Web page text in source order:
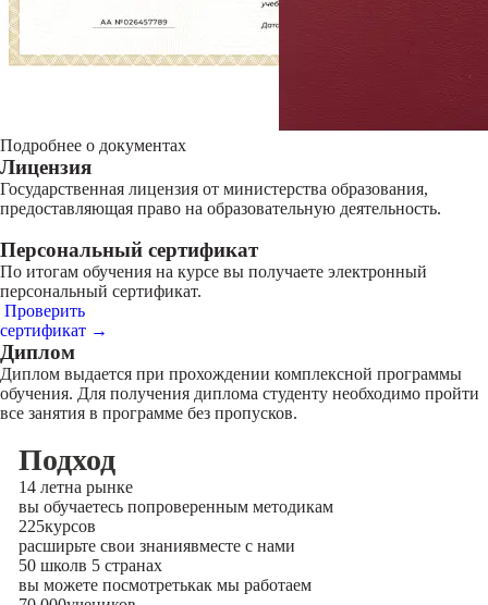
Подробнее о документах
Лицензия
Государственная лицензия от министерства образования,
предоставляющая право на образовательную деятельность.
Персональный сертификат
По итогам обучения на курсе вы получаете электронный
персональный сертификат.
Проверить
сертификат →
Диплом
Диплом выдается при прохождении комплексной программы
обучения. Для получения диплома студенту необходимо пройти
все занятия в программе без пропусков.
Подход
14 летна рынке
вы обучаетесь попроверенным методикам
225курсов
расширьте свои знаниявместе с нами
50 школв 5 странах
вы можете посмотретькак мы работаем